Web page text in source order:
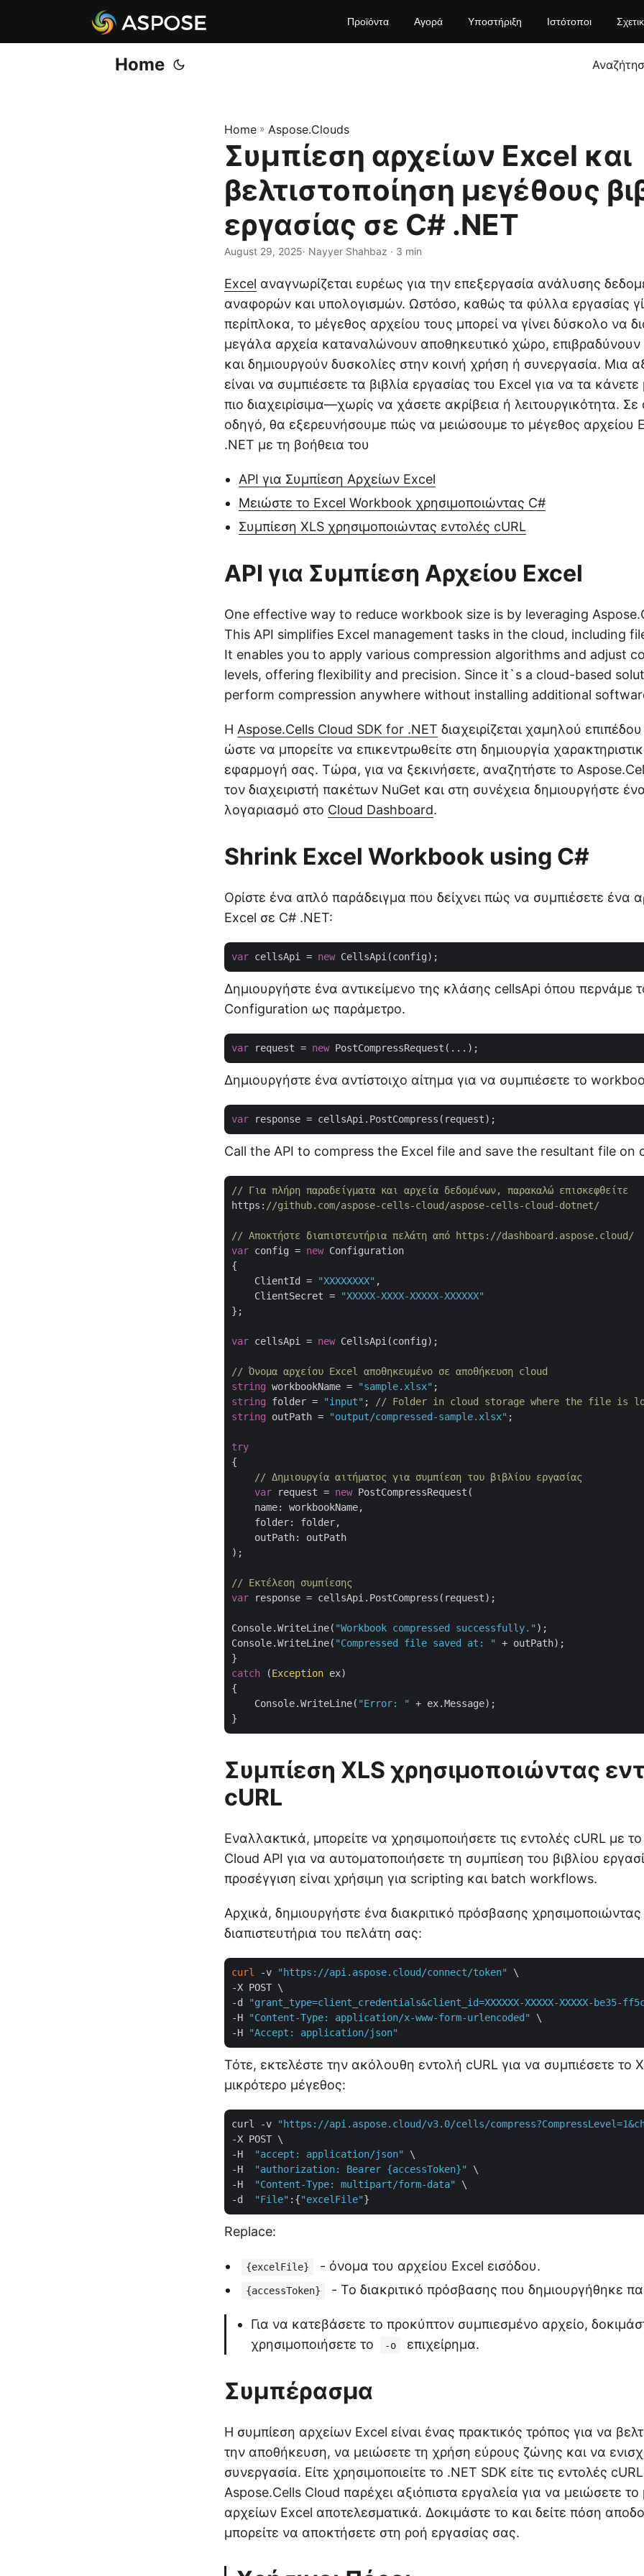
Προϊόντα Αγορά Υποστήριξη Ιστότοποι
Home
Home » Aspose.Clouds
Συμπίεση αρχείων Excel και
βελτιστοποίηση μεγέθους
εργασίας σε C# .NET
August 29, 2025· Nayyer Shahbaz · 3 min
Excel αναγνωρίζεται ευρέως για την επεξεργασία ανάλυσης
αναφορών και υπολογισμών. Ωστόσο, καθώς τα φύλλα εργασίας
περίπλοκα, το μέγεθος αρχείου τους μπορεί να γίνει δύσκολο να
μεγάλα αρχεία καταναλώνουν αποθηκευτικό χώρο, επιβραδύνουν
και δημιουργούν δυσκολίες στην κοινή χρήση ή συνεργασία. Μια
είναι να συμπιέσετε τα βιβλία εργασίας του Excel για να τα κάνετε
πιο διαχειρίσιμα—χωρίς να χάσετε ακρίβεια ή λειτουργικότητα.
οδηγό, θα εξερευνήσουμε πώς να μειώσουμε το μέγεθος αρχείου
.NET με τη βοήθεια του
API για Συμπίεση Αρχείων Excel
Μειώστε το Excel Workbook χρησιμοποιώντας C#
Συμπίεση XLS χρησιμοποιώντας εντολές cURL
API για Συμπίεση Αρχείου Excel
One effective way to reduce workbook size is by leveraging
This API simplifies Excel management tasks in the cloud, including
It enables you to apply various compression algorithms and adjust
levels, offering flexibility and precision. Since it`s a cloud-based
perform compression anywhere without installing additional
Η Aspose.Cells Cloud SDK for .NET διαχειρίζεται χαμηλού επιπέδου
ώστε να μπορείτε να επικεντρωθείτε στη δημιουργία
εφαρμογή σας. Τώρα, για να ξεκινήσετε, αναζητήστε το
τον διαχειριστή πακέτων NuGet και στη συνέχεια δημιουργήστε
λογαριασμό στο Cloud Dashboard.
Shrink Excel Workbook using C#
Ορίστε ένα απλό παράδειγμα που δείχνει πώς να συμπιέσετε ένα
Excel σε C# .NET:
var cellsApi = new
Δημιουργήστε ένα αντικείμενο της κλάσης cellsApi όπου περνάμε
Configuration ως παράμετρο.
var request = new
Δημιουργήστε ένα αντίστοιχο αίτημα για να συμπιέσετε το
var
Call the API to compress the Excel file and save the resultant file on
// Για πλήρη παραδείγματα και αρχεία δεδομένων, παρακαλώ επισκεφθείτε
https: //github.com/aspose-cells-cloud/aspose-cells-cloud-dotnet/
// Αποκτήστε διαπιστευτήρια πελάτη από https://dashboard.aspose.cloud/
var config = new Configuration
{
    ClientId =
"XXXXXXXX" ,
    ClientSecret =
"XXXXX-XXXX-XXXXX-XXXXXX"
};
var cellsApi = new CellsApi(config);
// Όνομα αρχείου Excel αποθηκευμένο σε αποθήκευση cloud
string workbookName = "sample.xlsx"
string folder = "input" ;
// Folder in cloud storage where the file is
string outPath = "output/compressed-sample.xlsx" ;
try
{
// Δημιουργία αιτήματος για συμπίεση του βιβλίου εργασίας
var request = new PostCompressRequest(
    name: workbookName,
    folder: folder,
    outPath: outPath
);
// Εκτέλεση συμπίεσης
var response = cellsApi.PostCompress(request);
Console.WriteLine( "Workbook compressed successfully." );
Console.WriteLine( "Compressed file saved at: "
+ outPath);
catch (Exception ex)
{
    Console.WriteLine(
"Error: "
+ ex.Message);
Συμπίεση XLS χρησιμοποιώντας
cURL
Εναλλακτικά, μπορείτε να χρησιμοποιήσετε τις εντολές cURL με
Cloud API για να αυτοματοποιήσετε τη συμπίεση του βιβλίου
προσέγγιση είναι χρήσιμη για scripting και batch workflows.
Αρχικά, δημιουργήστε ένα διακριτικό πρόσβασης χρησιμοποιώντας
διαπιστευτήρια του πελάτη σας:
curl -v "https://api.aspose.cloud/connect/token"
\
-X POST \
-d
"grant_type=client_credentials&client_id=XXXXXX-XXXXX-XXXXX-be35-
-H
"Content-Type: application/x-www-form-urlencoded"
\
-H
"Accept: application/json"
Τότε, εκτελέστε την ακόλουθη εντολή cURL για να συμπιέσετε το
μικρότερο μέγεθος:
curl -v "https://api.aspose.cloud/v3.0/cells/
-X POST \
-H
"accept: application/json"
\
-H
"authorization: Bearer {accessToken}"
\
-H
"Content-Type: multipart/form-data"
\
-d
"File" :{"excelFile"
Replace:
{excelFile} - όνομα του αρχείου Excel εισόδου.
{accessToken} - Το διακριτικό πρόσβασης που δημιουργήθηκε
Για να κατεβάσετε το προκύπτον συμπιεσμένο αρχείο,
χρησιμοποιήσετε το
-o επιχείρημα.
Συμπέρασμα
Η συμπίεση αρχείων Excel είναι ένας πρακτικός τρόπος για να
την αποθήκευση, να μειώσετε τη χρήση εύρους ζώνης και να
συνεργασία. Είτε χρησιμοποιείτε το .NET SDK είτε τις εντολές
Aspose.Cells Cloud παρέχει αξιόπιστα εργαλεία για να μειώσετε
αρχείων Excel αποτελεσματικά. Δοκιμάστε το και δείτε πόση
μπορείτε να αποκτήσετε στη ροή εργασίας σας.